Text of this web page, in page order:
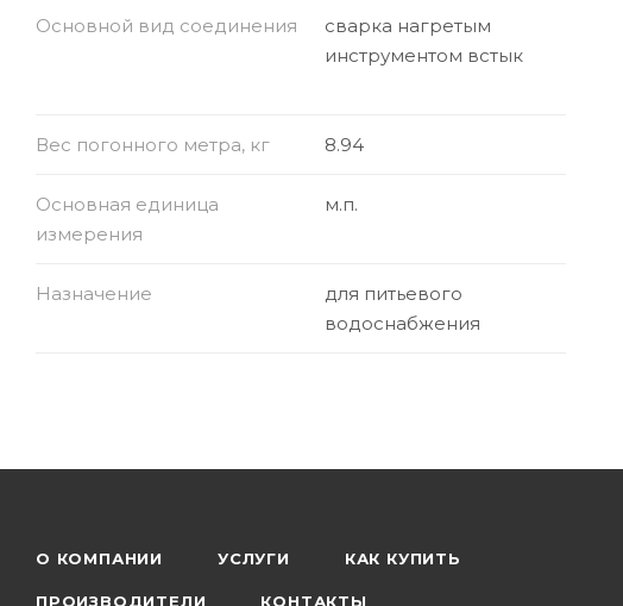
Основной вид соединения
сварка нагретым
инструментом встык
Вес погонного метра, кг 8.94
Основная единица
измерения
м.п.
Назначение
для питьевого
водоснабжения
О КОМПАНИИ УСЛУГИ КАК КУПИТЬ
ПРОИЗВОДИТЕЛИ КОНТАКТЫ